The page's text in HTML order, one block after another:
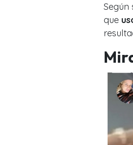
Según
que